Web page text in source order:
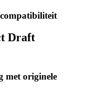
Draft
met originele